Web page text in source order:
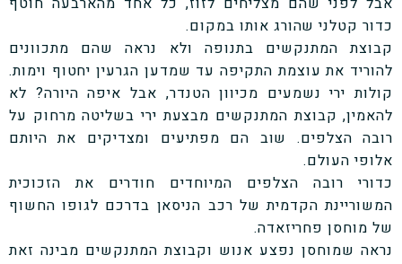
כדור קטלני שהורג אותו במקום.
קבוצת המתנקשים בתנופה ולא נראה שהם מתכוונים
להוריד את עוצמת התקיפה עד שמדען הגרעין יחטוף וימות.
קולות ירי נשמעים מכיוון הטנדר, אבל איפה היורה? לא
להאמין, קבוצת המתנקשים מבצעת ירי בשליטה מרחוק על
רובה הצלפים. שוב הם מפתיעים ומצדיקים את היותם
אלופי העולם.
כדורי רובה הצלפים המיוחדים חודרים את הזכוכית
המשוריינת הקדמית של רכב הניסאן בדרכם לגופו החשוף
של מוחסן פחריזאדה.
נראה שמוחסן נפצע אנוש וקבוצת המתנקשים מבינה זאת